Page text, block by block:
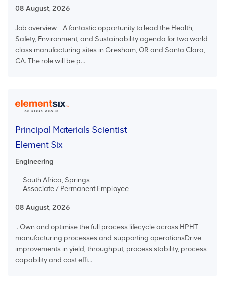
08 August, 2026
Job overview - A fantastic opportunity to lead the Health,
Safety, Environment, and Sustainability agenda for two world
class manufacturing sites in Gresham, OR and Santa Clara,
CA. The role will be p...
Principal Materials Scientist
Element Six
Engineering
South Africa, Springs
Associate / Permanent Employee
08 August, 2026
. Own and optimise the full process lifecycle across HPHT
manufacturing processes and supporting operationsDrive
improvements in yield, throughput, process stability, process
capability and cost effi...